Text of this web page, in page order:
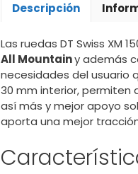
Descripción
Las ruedas DT Swiss XM
All Mountainy además
necesidades del usuario
30 mm interior, permiten
así más y mejor apoyo
aporta una mejor